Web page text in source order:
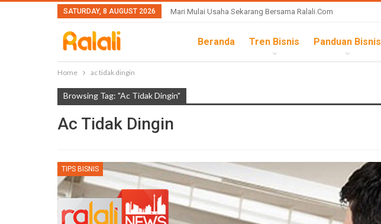
SATURDAY, 8 AUGUST 2026 Mari Mulai Usaha Sekarang Bersama Ralali.com
Beranda Tren Bisnis Panduan Bisnis
Home ac tidak dingin
Browsing Tag: "ac Tidak Dingin"
Ac Tidak Dingin
TIPS BISNIS